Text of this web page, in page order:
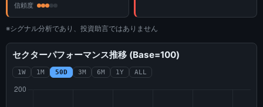
信頼度
※シグナル分析であり、投資助言ではありません
セクターパフォーマンス推移 (Base=100)
1W 1M 50D 3M 6M 1Y ALL